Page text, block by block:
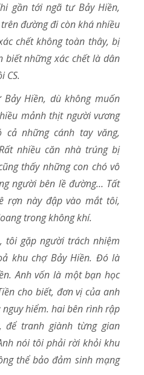
gần tới ngã tư Bảy Hiền,
đường đi còn khá nhiều
chết không toàn thây, bị
biết những xác chết là dân
CS.
Hiền, dù không muốn
mảnh thịt người vương
cả những cánh tay văng,
nhiều căn nhà trúng bị
thấy những con chó vô
người bên lề đường… Tất
rợn này đập vào mắt tôi,
trong không khí.
tôi gặp người trách nhiệm
khu chợ Bảy Hiền. Đó là
Anh vốn là một bạn học
cho biết, đơn vị của anh
hiểm. hai bên rình rập
tranh giành từng gian
nói tôi phải rời khỏi khu
thể bảo đảm sinh mạng